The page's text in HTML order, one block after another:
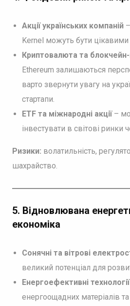
Акції українських компаній–
Kernel можуть бути цікавими
Криптовалюта та
Ethereum залишаються
варто звернути увагу на
стартапи.
ETF та міжнародні акції–
інвестувати в світові ринки
Ризики: волатильність,
шахрайство.
5. Відновлювана
економіка
Сонячні та вітрові
великий потенціал для
Енергоефективні технології
енергоощадних матеріалів та